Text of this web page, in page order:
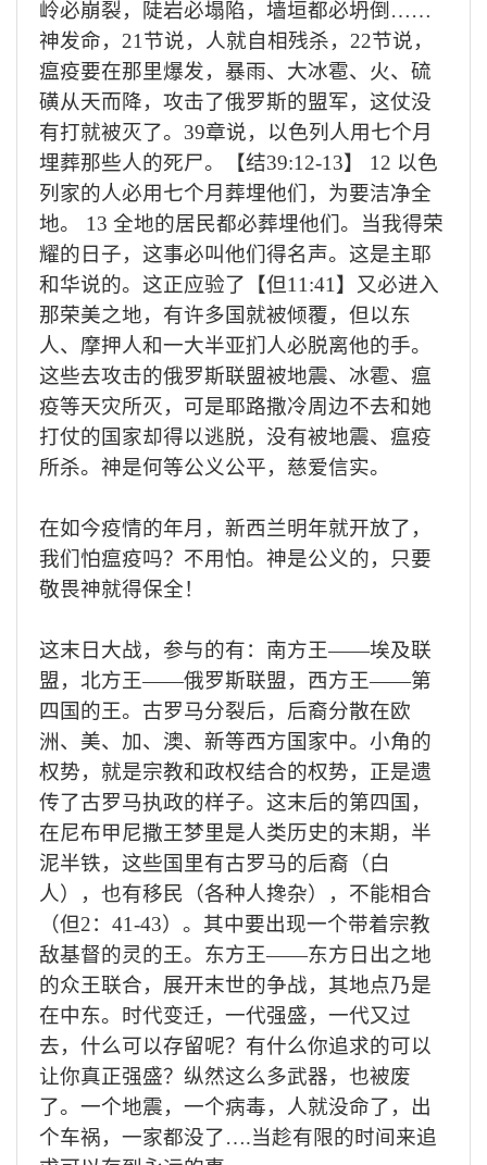
岭必崩裂，陡岩必塌陷，墙垣都必坍倒……
神发命， 21 节说，人就自相残杀， 22节说，
瘟疫要在那里爆发，暴雨、大冰雹、火、硫
磺从天而降，攻击了俄罗斯的盟军，这仗没
有打就被灭了。 39章说，以色列人用七个月
埋葬那些人的死尸。【结39:12-13】 12 以色
列家的人必用七个月葬埋他们，为要洁净全
地。
13 全地的居民都必葬埋他们。当我得荣
耀的日子，这事必叫他们得名声。这是主耶
和华说的。这正应验了【但11:41 】又必进入
那荣美之地，有许多国就被倾覆，但以东
人、摩押人和一大半亚扪人必脱离他的手。
这些去攻击的俄罗斯联盟被地震、冰雹、瘟
疫等天灾所灭，可是耶路撒冷周边不去和她
打仗的国家却得以逃脱，没有被地震、瘟疫
所杀。神是何等公义公平，慈爱信实。
在如今疫情的年月，新西兰明年就开放了，
我们怕瘟疫吗？不用怕。神是公义的，只要
敬畏神就得保全！
这末日大战，参与的有：南方王——埃及联
盟，北方王——俄罗斯联盟，西方王——第
四国的王。古罗马分裂后，后裔分散在欧
洲、美、加、澳、新等西方国家中。小角的
权势，就是宗教和政权结合的权势，正是遗
传了古罗马执政的样子。这末后的第四国，
在尼布甲尼撒王梦里是人类历史的末期，半
泥半铁，这些国里有古罗马的后裔（白
人），也有移民（各种人搀杂），不能相合
（但2： 41-43）。其中要出现一个带着宗教
敌基督的灵的王。东方王——东方日出之地
的众王联合，展开末世的争战，其地点乃是
在中东。时代变迁，一代强盛，一代又过
去，什么可以存留呢？有什么你追求的可以
让你真正强盛？纵然这么多武器，也被废
了。一个地震，一个病毒，人就没命了，出
个车祸，一家都没了….当趁有限的时间来追